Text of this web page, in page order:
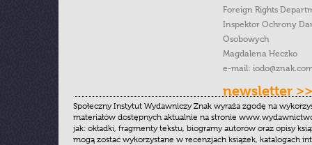
Foreign Rights
Inspektor Ochrony
Osobowych
Magdalena Heczko
e-mail:
newsletter >>
Społeczny Instytut Wydawniczy Znak wyraża zgodę na
materiałów dostępnych aktualnie na stronie
jak: okładki, fragmenty tekstu, biogramy autorów oraz opisy
mogą zostać wykorzystane w recenzjach książek, katalogach